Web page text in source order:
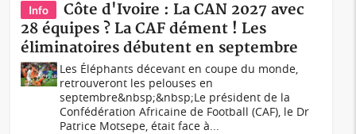
Info
Côte d'Ivoire : La CAN 2027 avec
28 équipes ? La CAF dément ! Les
éliminatoires débutent en septembre
Les Éléphants décevant en coupe du monde,
retrouveront les pelouses en
septembre&nbsp;&nbsp;Le président de la
Confédération Africaine de Football (CAF), le Dr
Patrice Motsepe, était face à...